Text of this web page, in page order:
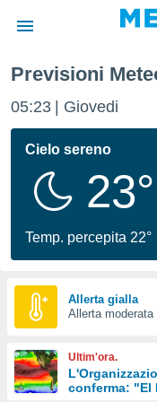
di
per
le
di
Web
le
Previsioni
05:23 Giovedi
Cielo sereno
23°
Temp. percepita 22°
Allerta gialla
Allerta
Ultim'ora.
conferma: "El